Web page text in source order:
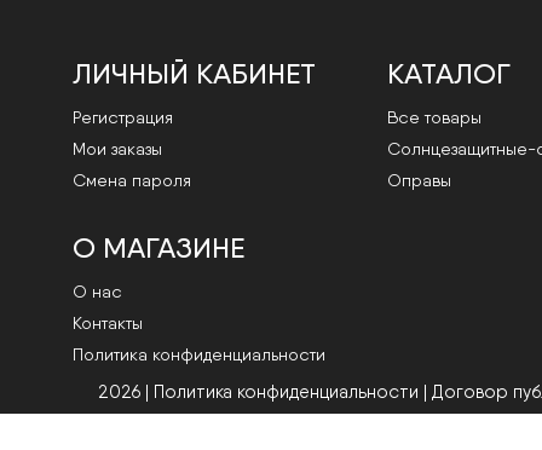
ЛИЧНЫЙ КАБИНЕТ
Регистрация
Мои заказы
Смена пароля
КАТАЛОГ
Все товары
Cолнцезащитные-
Оправы
О МАГАЗИНЕ
О нас
Контакты
Политика конфиденциальности
2026 | Политика конфиденциальности | Договор